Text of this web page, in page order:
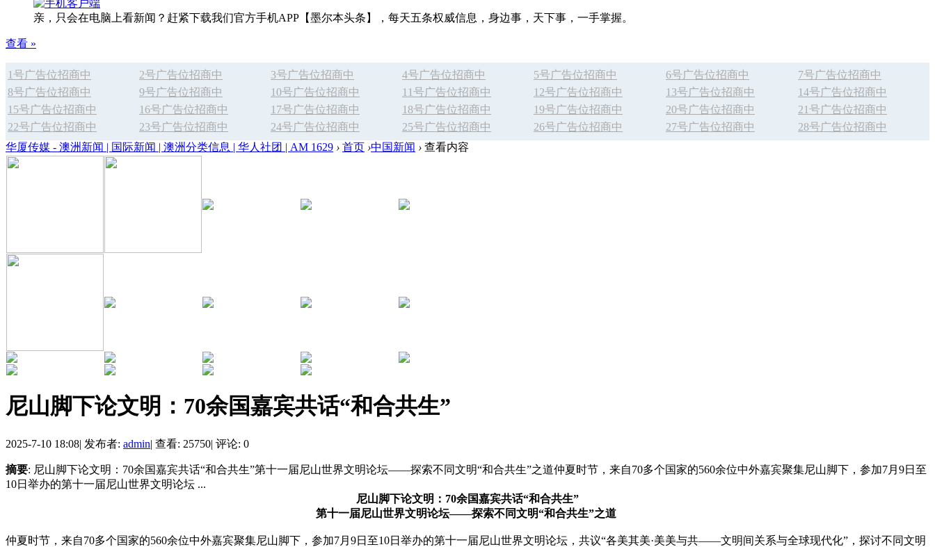
亲，只会在电脑上看新闻？赶紧下载我们官方手机APP【墨尔本头条】，每天五条权威信息，身边事，天下事，一手掌握。
查看 »
1号广告位招商中 2号广告位招商中 3号广告位招商中 4号广告位招商中 5号广告位招商中 6号广告位招商中
7号广告位招商中
8号广告位招商中
9号广告位招商中 10号广告位招商中 11号广告位招商中 12号广告位招商中 13号广告位招商中
14号广告位招商中
15号广告位招商中
16号广告位招商中 17号广告位招商中 18号广告位招商中 19号广告位招商中 20号广告位招商中
21号广告位招商中
22号广告位招商中
23号广告位招商中 24号广告位招商中 25号广告位招商中 26号广告位招商中 27号广告位招商中
28号广告位招商中
华厦传媒 - 澳洲新闻 | 国际新闻 | 澳洲分类信息 | 华人社团 | AM 1629 › 首页 ›中国新闻 › 查看内容
尼山脚下论文明：70余国嘉宾共话“和合共生”
2025-7-10 18:08| 发布者: admin| 查看: 25750| 评论: 0
摘要: 尼山脚下论文明：70余国嘉宾共话“和合共生”第十一届尼山世界文明论坛——探索不同文明“和合共生”之道仲夏时节，来自70多个国家的560余位中外嘉宾聚集尼山脚下，参加7月9日至
10日举办的第十一届尼山世界文明论坛 ...
尼山脚下论文明：70余国嘉宾共话“和合共生”
第十一届尼山世界文明论坛——探索不同文明“和合共生”之道
仲夏时节，来自70多个国家的560余位中外嘉宾聚集尼山脚下，参加7月9日至10日举办的第十一届尼山世界文明论坛，共议“各美其美·美美与共——文明间关系与全球现代化”，探讨不同文明